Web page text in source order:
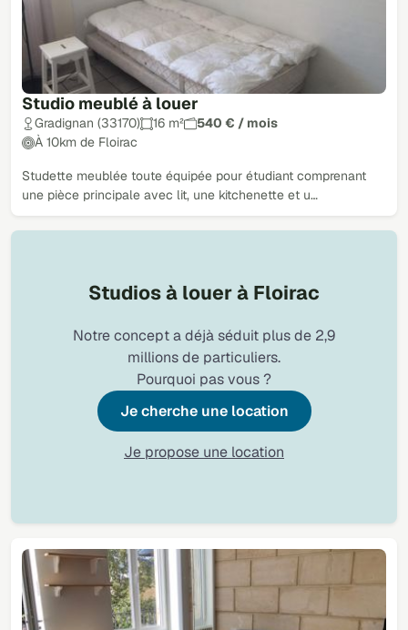
Studio meublé à louer
Gradignan (33170) 16 m²
540 € / mois
À 10km de Floirac
Studette meublée toute équipée pour étudiant comprenant
une pièce principale avec lit, une kitchenette et u…
Studios à louer à Floirac
Notre concept a déjà séduit plus de 2,9
millions de particuliers.
Pourquoi pas vous ?
Je cherche une location
Je propose une location